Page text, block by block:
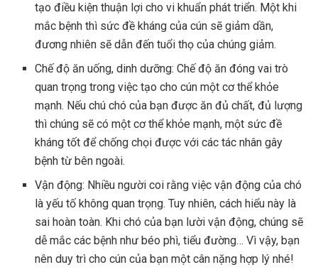
tạo điều kiện thuận lợi cho vi khuẩn phát triển. Một khi
mắc bệnh thì sức đề kháng của cún sẽ giảm dần,
đương nhiên sẽ dẫn đến tuổi thọ của chúng giảm.
Chế độ ăn uống, dinh dưỡng: Chế độ ăn đóng vai trò
quan trọng trong việc tạo cho cún một cơ thể khỏe
mạnh. Nếu chú chó của bạn được ăn đủ chất, đủ lượng
thì chúng sẽ có một cơ thể khỏe mạnh, một sức đề
kháng tốt để chống chọi được với các tác nhân gây
bệnh từ bên ngoài.
Vận động: Nhiều người coi rằng việc vận động của chó
là yếu tố không quan trọng. Tuy nhiên, cách hiểu này là
sai hoàn toàn. Khi chó của bạn lười vận động, chúng sẽ
dễ mắc các bệnh như béo phì, tiểu đường… Vì vậy, bạn
nên duy trì cho cún của bạn một cân nặng hợp lý nhé!